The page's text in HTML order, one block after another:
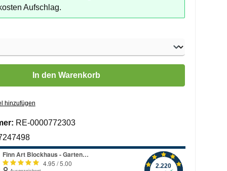
Aufschlag.
den gewünschten Wert ein oder benutze die Schaltflächen um
In den Warenkorb
hinzufügen
RE-0000772303